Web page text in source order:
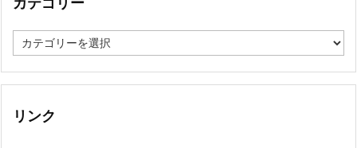
テ
リ
リンク